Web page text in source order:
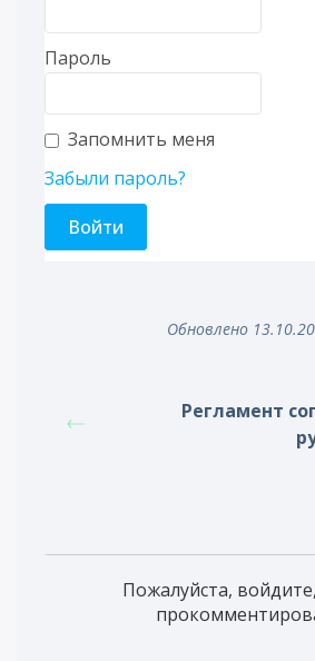
Пароль
Запомнить меня
Забыли пароль?
Обновлено
Регламент
Пожалуйста,